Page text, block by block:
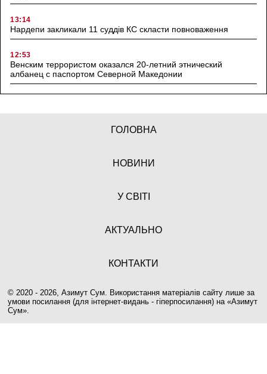
13:14
Нардепи закликали 11 суддів КС скласти повноваження
12:53
Венским террористом оказался 20-летний этнический
албанец с паспортом Северной Македонии
ГОЛОВНА
НОВИНИ
У СВІТІ
АКТУАЛЬНО
КОНТАКТИ
© 2020 - 2026, Азимут Сум. Використання матеріалів сайту лише за
умови посилання (для інтернет-видань - гіперпосилання) на «Азимут
Сум».